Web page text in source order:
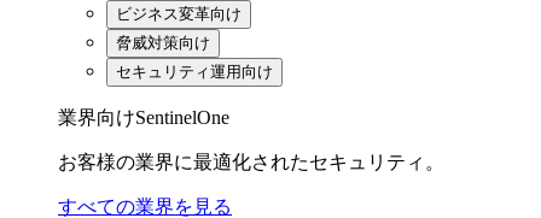
ビジネス変革向け
脅威対策向け
セキュリティ運用向け
業界向けSentinelOne
お客様の業界に最適化されたセキュリティ。
すべての業界を見る